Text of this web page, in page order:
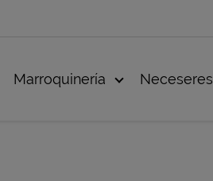
Marroquinería Neceseres